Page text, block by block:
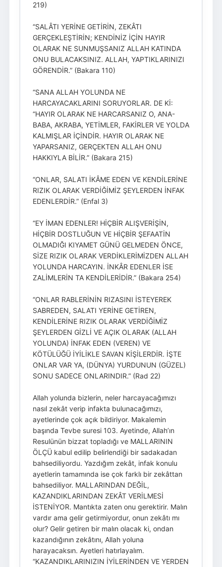
219)
“SALÂTI YERİNE GETİRİN, ZEKÂTI
GERÇEKLEŞTİRİN; KENDİNİZ İÇİN HAYIR
OLARAK NE SUNMUŞSANIZ ALLAH KATINDA
ONU BULACAKSINIZ. ALLAH, YAPTIKLARINIZI
GÖRENDİR.” (Bakara 110)
“SANA ALLAH YOLUNDA NE
HARCAYACAKLARINI SORUYORLAR. DE Kİ:
“HAYIR OLARAK NE HARCARSANIZ O, ANA-
BABA, AKRABA, YETİMLER, FAKİRLER VE YOLDA
KALMIŞLAR İÇİNDİR. HAYIR OLARAK NE
YAPARSANIZ, GERÇEKTEN ALLAH ONU
HAKKIYLA BİLİR.” (Bakara 215)
“ONLAR, SALATI İKÂME EDEN VE KENDİLERİNE
RIZIK OLARAK VERDİĞİMİZ ŞEYLERDEN İNFAK
EDENLERDİR.” (Enfal 3)
“EY İMAN EDENLER! HİÇBİR ALIŞVERİŞİN,
HİÇBİR DOSTLUĞUN VE HİÇBİR ŞEFAATİN
OLMADIĞI KIYAMET GÜNÜ GELMEDEN ÖNCE,
SİZE RIZIK OLARAK VERDİKLERİMİZDEN ALLAH
YOLUNDA HARCAYIN. İNKÂR EDENLER İSE
ZALİMLERİN TA KENDİLERİDİR.” (Bakara 254)
“ONLAR RABLERİNİN RIZASINI İSTEYEREK
SABREDEN, SALATI YERİNE GETİREN,
KENDİLERİNE RIZIK OLARAK VERDİĞİMİZ
ŞEYLERDEN GİZLİ VE AÇIK OLARAK (ALLAH
YOLUNDA) İNFAK EDEN (VEREN) VE
KÖTÜLÜĞÜ İYİLİKLE SAVAN KİŞİLERDİR. İŞTE
ONLAR VAR YA, (DÜNYA) YURDUNUN (GÜZEL)
SONU SADECE ONLARINDIR.” (Rad 22)
Allah yolunda bizlerin, neler harcayacağımızı
nasıl zekât verip infakta bulunacağımızı,
ayetlerinde çok açık bildiriyor. Makalemin
başında Tevbe suresi 103. Ayetinde, Allah’ın
Resulünün bizzat topladığı ve MALLARININ
ÖLÇÜ kabul edilip belirlendiği bir sadakadan
bahsediliyordu. Yazdığım zekât, infak konulu
ayetlerin tamamında ise çok farklı bir zekâttan
bahsediliyor. MALLARINDAN DEĞİL,
KAZANDIKLARINDAN ZEKÂT VERİLMESİ
İSTENİYOR. Mantıkta zaten onu gerektirir. Malın
vardır ama gelir getirmiyordur, onun zekâtı mı
olur? Gelir getiren bir malın olacak ki, ondan
kazandığının zekâtını, Allah yoluna
harayacaksın. Ayetleri hatırlayalım.
“KAZANDIKLARINIZIN İYİLERİNDEN VE YERDEN